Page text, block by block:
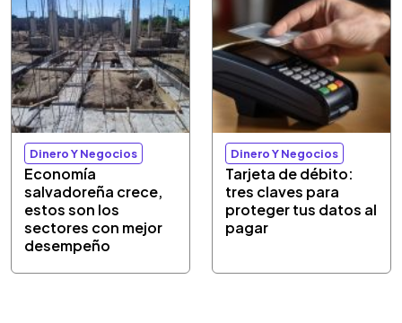
Dinero Y Negocios
Economía
salvadoreña crece,
estos son los
sectores con mejor
desempeño
Dinero Y Negocios
Tarjeta de débito:
tres claves para
proteger tus datos al
pagar